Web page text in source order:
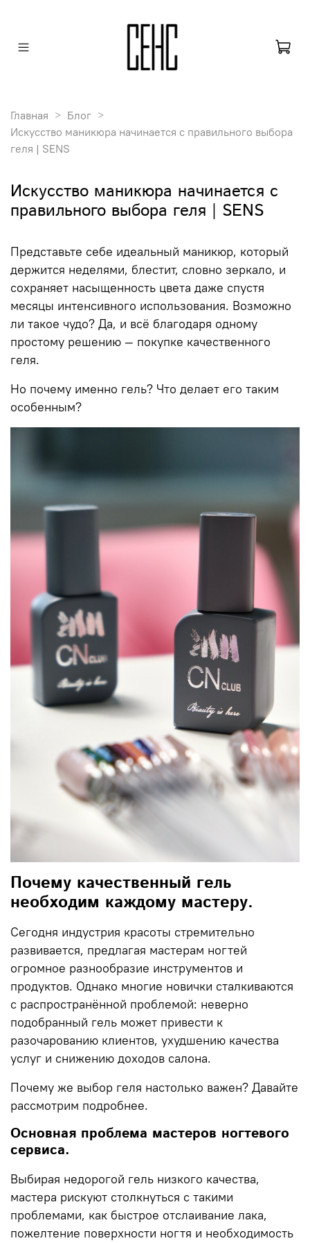
Главная
Блог
Искусство маникюра начинается с правильного выбора
геля | SENS
Искусство маникюра начинается с
правильного выбора геля | SENS
Представьте себе идеальный маникюр, который
держится неделями, блестит, словно зеркало, и
сохраняет насыщенность цвета даже спустя
месяцы интенсивного использования. Возможно
ли такое чудо? Да, и всё благодаря одному
простому решению — покупке качественного
геля.
Но почему именно гель? Что делает его таким
особенным?
Почему качественный гель
необходим каждому мастеру.
Сегодня индустрия красоты стремительно
развивается, предлагая мастерам ногтей
огромное разнообразие инструментов и
продуктов. Однако многие новички сталкиваются
с распространённой проблемой: неверно
подобранный гель может привести к
разочарованию клиентов, ухудшению качества
услуг и снижению доходов салона.
Почему же выбор геля настолько важен? Давайте
рассмотрим подробнее.
Основная проблема мастеров ногтевого
сервиса.
Выбирая недорогой гель низкого качества,
мастера рискуют столкнуться с такими
проблемами, как быстрое отслаивание лака,
пожелтение поверхности ногтя и необходимость